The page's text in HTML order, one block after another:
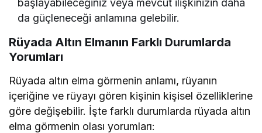
başlayabileceğiniz veya mevcut ilişkinizin daha
da güçleneceği anlamına gelebilir.
Rüyada Altın Elmanın Farklı Durumlarda
Yorumları
Rüyada altın elma görmenin anlamı, rüyanın
içeriğine ve rüyayı gören kişinin kişisel özelliklerine
göre değişebilir. İşte farklı durumlarda rüyada altın
elma görmenin olası yorumları: